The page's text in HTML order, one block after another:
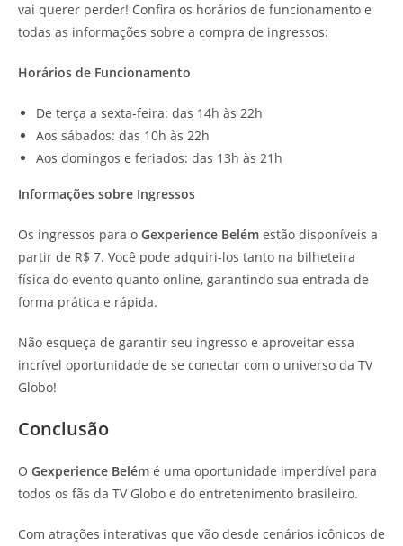
vai querer perder! Confira os horários de funcionamento e
todas as informações sobre a compra de ingressos:
Horários de Funcionamento
De terça a sexta-feira: das 14h às 22h
Aos sábados: das 10h às 22h
Aos domingos e feriados: das 13h às 21h
Informações sobre Ingressos
Os ingressos para o Gexperience Belém estão disponíveis a
partir de R$ 7. Você pode adquiri-los tanto na bilheteira
física do evento quanto online, garantindo sua entrada de
forma prática e rápida.
Não esqueça de garantir seu ingresso e aproveitar essa
incrível oportunidade de se conectar com o universo da TV
Globo!
Conclusão
O Gexperience Belém é uma oportunidade imperdível para
todos os fãs da TV Globo e do entretenimento brasileiro.
Com atrações interativas que vão desde cenários icônicos de